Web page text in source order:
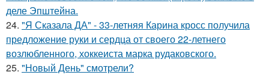
деле Эпштейна.
24. "Я Сказала ДА" - 33-летняя Карина кросс получила
предложение руки и сердца от своего 22-летнего
возлюбленного, хоккеиста марка рудаковского.
25. "Новый День" смотрели?